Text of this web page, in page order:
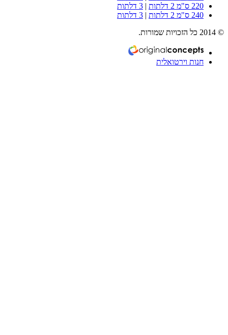
220 ס"מ 2 דלתות
|3 דלתות
240 ס"מ 2 דלתות
|3 דלתות
חנות וירטואלית